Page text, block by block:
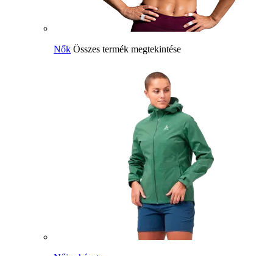
Nők Összes termék megtekintése